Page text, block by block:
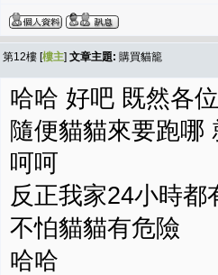
第12樓 [樓主] 文章主題: 購買貓籠
哈哈 好吧 既然各
隨便貓貓來要跑哪
呵呵
反正我家24小時都
不怕貓貓有危險
哈哈